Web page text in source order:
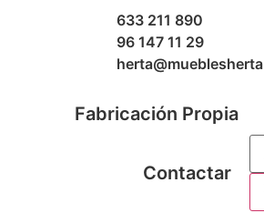
633 211 890
96 147 11 29
Fabricación Propia
Contactar